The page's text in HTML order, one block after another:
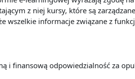
z niej kursy, które są
wszelkie informacje związane z
i finansową odpowiedzialność za